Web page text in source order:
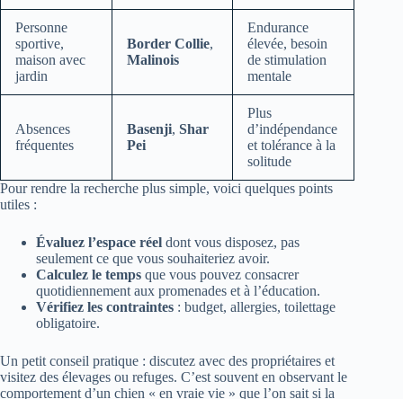
Personne
sportive,
maison avec
jardin
Border Collie,
Malinois
Endurance
élevée, besoin
de stimulation
mentale
Absences
fréquentes
Basenji, Shar
Pei
Plus
d’indépendance
et tolérance à la
solitude
Pour rendre la recherche plus simple, voici quelques points
utiles :
Évaluez l’espace réel dont vous disposez, pas
seulement ce que vous souhaiteriez avoir.
Calculez le temps que vous pouvez consacrer
quotidiennement aux promenades et à l’éducation.
Vérifiez les contraintes : budget, allergies, toilettage
obligatoire.
Un petit conseil pratique : discutez avec des propriétaires et
visitez des élevages ou refuges. C’est souvent en observant le
comportement d’un chien « en vraie vie » que l’on sait si la